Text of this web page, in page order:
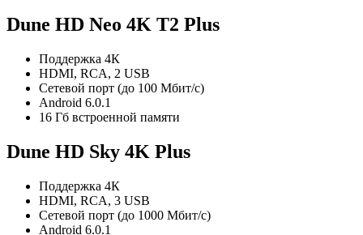
Dune HD Neo 4K T2 Plus
Поддержка 4К
HDMI, RCA, 2 USB
Сетевой порт (до 100 Мбит/с)
Android 6.0.1
16 Гб встроенной памяти
Dune HD Sky 4K Plus
Поддержка 4К
HDMI, RCA, 3 USB
Сетевой порт (до 1000 Мбит/с)
Android 6.0.1